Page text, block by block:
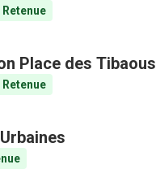
Retenue
Place des Tibaous
Retenue